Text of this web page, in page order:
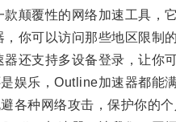
覆性的网络加速工具，它
可以访问那些地区限制的
支持多设备登录，让你可
乐，Outline加速器都能满
种网络攻击，保护你的个